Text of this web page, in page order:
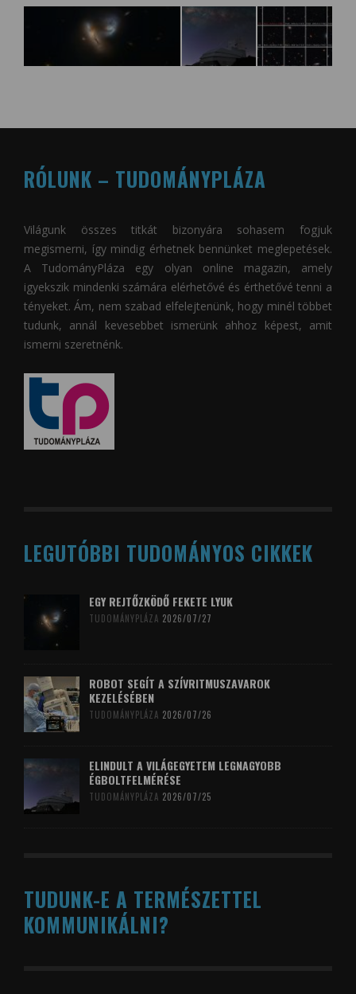
RÓLUNK – TUDOMÁNYPLÁZA
Világunk összes titkát bizonyára sohasem fogjuk
megismerni, így mindig érhetnek bennünket meglepetések.
A TudományPláza egy olyan online magazin, amely
igyekszik mindenki számára elérhetővé és érthetővé tenni a
tényeket. Ám, nem szabad elfelejtenünk, hogy minél többet
tudunk, annál kevesebbet ismerünk ahhoz képest, amit
ismerni szeretnénk.
LEGUTÓBBI TUDOMÁNYOS CIKKEK
EGY REJTŐZKÖDŐ FEKETE LYUK
TUDOMÁNYPLÁZA 2026/07/27
ROBOT SEGÍT A SZÍVRITMUSZAVAROK
KEZELÉSÉBEN
TUDOMÁNYPLÁZA 2026/07/26
ELINDULT A VILÁGEGYETEM LEGNAGYOBB
ÉGBOLTFELMÉRÉSE
TUDOMÁNYPLÁZA 2026/07/25
TUDUNK-E A TERMÉSZETTEL
KOMMUNIKÁLNI?